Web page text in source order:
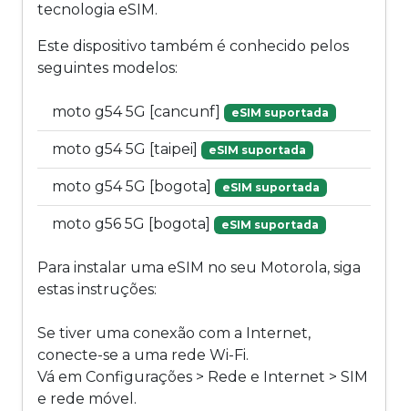
tecnologia eSIM.
Este dispositivo também é conhecido pelos
seguintes modelos:
moto g54 5G [cancunf] eSIM suportada
moto g54 5G [taipei] eSIM suportada
moto g54 5G [bogota] eSIM suportada
moto g56 5G [bogota] eSIM suportada
Para instalar uma eSIM no seu Motorola, siga
estas instruções:
Se tiver uma conexão com a Internet,
conecte-se a uma rede Wi-Fi.
Vá em Configurações > Rede e Internet > SIM
e rede móvel.